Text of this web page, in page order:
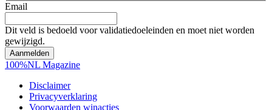
Email
Dit veld is bedoeld voor validatiedoeleinden en moet niet worden
gewijzigd.
100%NL Magazine
Disclaimer
Privacyverklaring
Voorwaarden winacties